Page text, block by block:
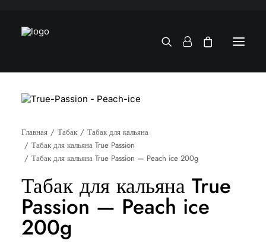
Главная Табак
Табак для кальяна
Табак для кальяна True Passion
Табак для кальяна True Passion — Peach ice 200g
Табак для кальяна True
Passion — Peach ice
200g